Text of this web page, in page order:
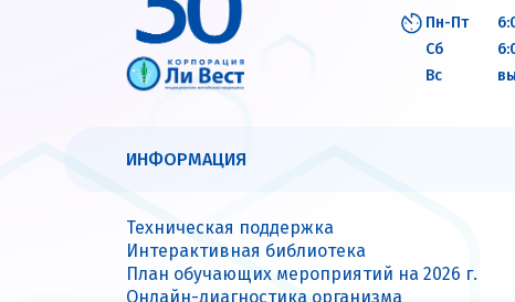
Пн-Пт
Сб
Вс
ИНФОРМАЦИЯ
Техническая поддержка
Интерактивная библиотека
План обучающих мероприятий на 2026 г.
Онлайн-диагностика организма